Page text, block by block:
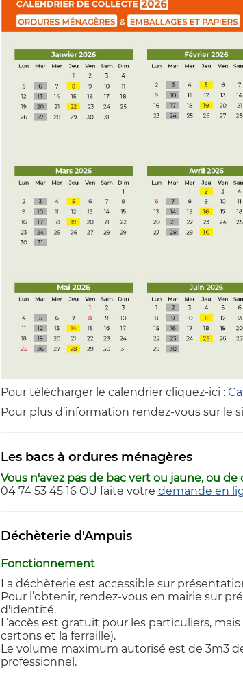
Pour télécharger le calendrier cliquez-ici :
Pour plus d’information rendez-vous sur le
Les bacs à ordures ménagères
Vous n'avez pas de bac vert ou jaune, ou
04 74 53 45 16 OU faite votre demande en
Déchèterie d'Ampuis
Fonctionnement
La déchèterie est accessible sur
Pour l’obtenir, rendez-vous en mairie sur
d'identité.
L’accès est gratuit pour les particuliers,
cartons et la ferraille).
Le volume maximum autorisé est de 3m3
professionnel.